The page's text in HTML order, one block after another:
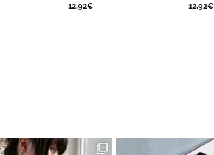
12,92€
12,92€